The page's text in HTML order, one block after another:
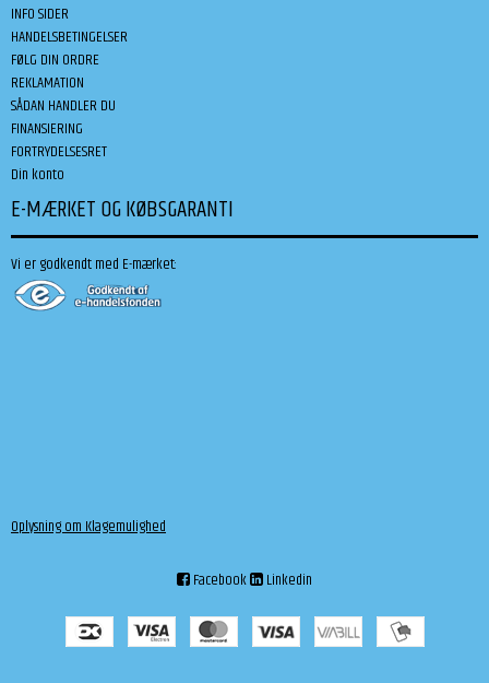
INFO SIDER
HANDELSBETINGELSER
FØLG DIN ORDRE
REKLAMATION
SÅDAN HANDLER DU
FINANSIERING
FORTRYDELSESRET
Din konto
E-MÆRKET OG KØBSGARANTI
Vi er godkendt med E-mærket:
Oplysning om Klagemulighed
Facebook Linkedin